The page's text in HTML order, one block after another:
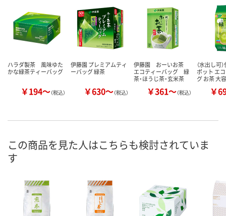
ハラダ製茶 風味ゆた
かな緑茶ティーバッグ
￥194～（税込）
伊藤園 プレミアムティ
ーバッグ 緑茶
￥630～（税込）
伊藤園 おーいお茶
エコティーバッグ 緑
茶・ほうじ茶・玄米茶
￥361～（税込）
（水出し可
ポット エ
グ お茶 大
￥
この商品を見た人はこちらも検討されていま
す